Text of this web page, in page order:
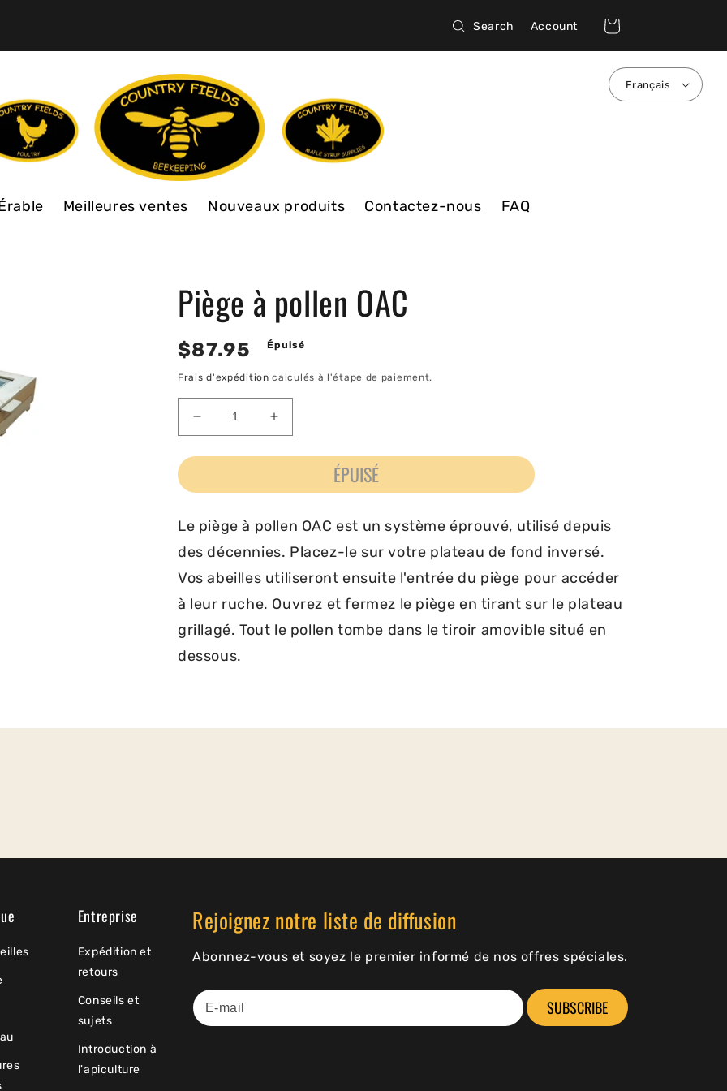
Search Account
Connexion Panier
Français
Meilleures ventes Nouveaux produits Contactez-nous FAQ
Piège à pollen OAC
Prix
habituel
$87.95 Épuisé
Frais d'expédition calculés à l'étape de paiement.
Réduire
la
quantité
Piège
pollen
OAC
Augmenter
la
quantité
Piège
pollen
OAC
ÉPUISÉ
Le piège à pollen OAC est un système éprouvé, utilisé depuis
des décennies. Placez-le sur votre plateau de fond inversé.
Vos abeilles utiliseront ensuite l'entrée du piège pour accéder
à leur ruche. Ouvrez et fermez le piège en tirant sur le plateau
grillagé. Tout le pollen tombe dans le tiroir amovible situé en
dessous.
Entreprise
Expédition et
retours
Conseils et
sujets
Introduction à
l'apiculture
Rejoignez notre liste de diffusion
Abonnez-vous et soyez le premier informé de nos offres spéciales.
SUBSCRIBE